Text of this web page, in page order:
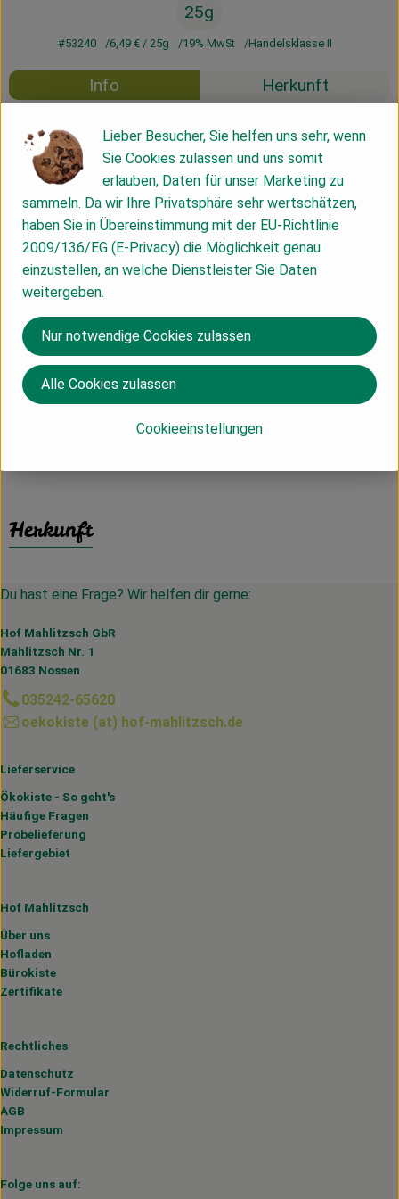
25g
#53240 6,49 € / 25g 19% MwSt Handelsklasse II
Info Herkunft
Info
Die Johannishöhe Tharandt ist ein kleinerer
Landwirtschaftsbetrieb, der ca. 5 Hektar Land nach den
Regeln des kontrolliert biologischen Landbaus
bewirtschaftet. Tharandt liegt etwa 15 km von südwestlich
von Dresden.
Neben Gemüse und Getreide vermarktet der Bereich des
Garten- und Landbaus der Johannishöhe Tee und Salben,
aber auch Saatgut. Außerdem finden regelmäßig Seminare zu
Umweltthemen sowie ein Naturmarkt in Tharandt statt.
Weitere Informationen: https://johannishöhe.de/
Produktinformationen
Herkunft
Du hast eine Frage? Wir helfen dir gerne:
Hof Mahlitzsch GbR
Mahlitzsch Nr. 1
01683 Nossen
035242-65620
oekokiste (at) hof-mahlitzsch.de
Lieferservice
Ökokiste - So geht's
Häufige Fragen
Probelieferung
Liefergebiet
Hof Mahlitzsch
Über uns
Hofladen
Bürokiste
Zertifikate
Rechtliches
Datenschutz
Widerruf-Formular
AGB
Impressum
Folge uns auf:
Lieber Besucher, Sie helfen uns sehr, wenn
Sie Cookies zulassen und uns somit
erlauben, Daten für unser Marketing zu
sammeln. Da wir Ihre Privatsphäre sehr wertschätzen,
haben Sie in Übereinstimmung mit der EU-Richtlinie
2009/136/EG (E-Privacy) die Möglichkeit genau
einzustellen, an welche Dienstleister Sie Daten
weitergeben.
Cookieeinstellungen
Nur notwendige Cookies zulassen
Alle Cookies zulassen